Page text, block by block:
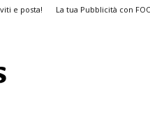
e posta! La tua Pubblicità con